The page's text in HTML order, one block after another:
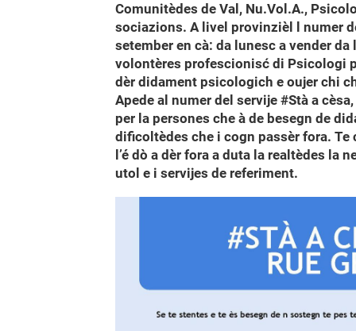
Comunitèdes de Val, Nu.Vol.A.,
sociazions. A livel provinzièl l numer
setember en cà: da lunesc a vender
volontères profescionisć di Psicologi
dèr didament psicologich e oujer chi
Apede al numer del servije #Stà a
per la persones che à de besegn de
dificoltèdes che i cogn passèr fora.
l’é dò a dèr fora a duta la realtèdes la
utol e i servijes de referiment.